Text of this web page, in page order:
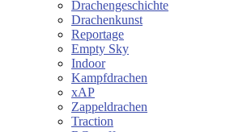
Drachengeschichte
Drachenkunst
Reportage
Empty Sky
Indoor
Kampfdrachen
xAP
Zappeldrachen
Traction